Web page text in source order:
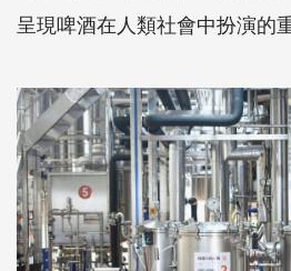
呈現啤酒在人類社會中扮演的